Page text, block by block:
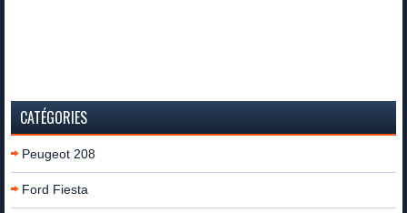
CATÉGORIES
Peugeot 208
Ford Fiesta